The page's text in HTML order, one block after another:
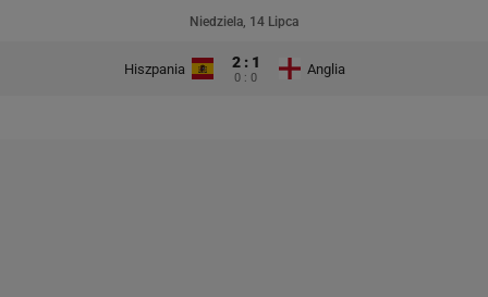
Niedziela, 14 Lipca
Hiszpania 2 : 1
0 : 0
Anglia